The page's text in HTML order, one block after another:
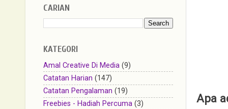
Apa
CARIAN
KATEGORI
Amal Creative Di Media (9)
Catatan Harian (147)
Catatan Pengalaman (19)
Freebies - Hadiah Percuma (3)